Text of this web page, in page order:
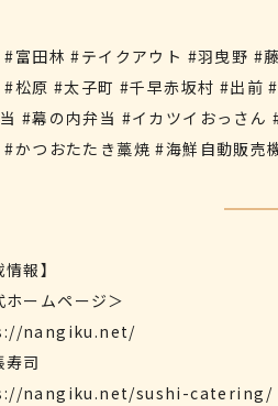
富田林 #テイクアウト #羽曳野 #
松原 #太子町 #千早赤坂村 #出前
#幕の内弁当 #イカツイおっさん
かつおたたき藁焼 #海鮮自動販売
情報】
ホームページ＞
nangiku.net/
司
nangiku.net/sushi-catering/